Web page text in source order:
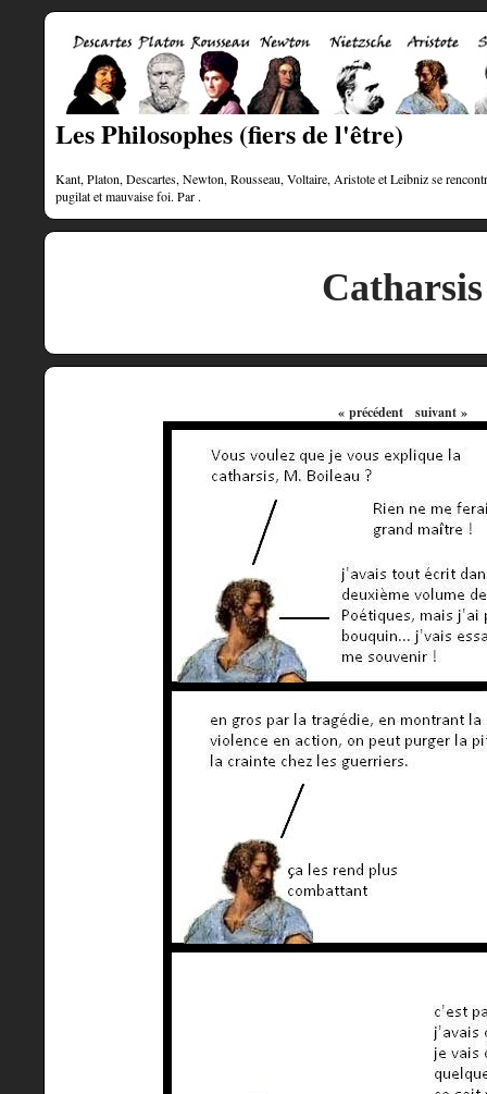
Les Philosophes (fiers de l'être)
Kant, Platon, Descartes, Newton, Rousseau, Voltaire, Aristote et Leibniz se
pugilat et mauvaise foi. Par .
Catharsis
« précédent suivant »